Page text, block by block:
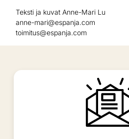
Teksti ja kuvat Anne-Mari Lu
anne-mari@espanja.com
toimitus@espanja.com